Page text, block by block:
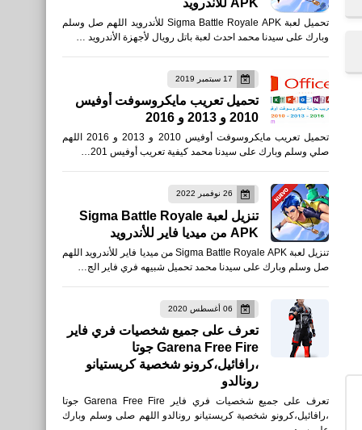
APK للأندرويد
تحميل لعبة Sigma Battle Royale APK للأندرويد اللهم صل وسلم
وبارك على سيدنا محمد احدث لعبة باتل رويال لأجهزة الأندرويد …
17 سبتمبر 2019
تحميل تعريب مايكروسوفت أوفيس
2010 و 2013 و 2016
تحميل تعريب مايكروسوفت أوفيس 2010 و 2013 و 2016 اللهم
صلي وسلم وبارك على سيدنا محمد كيفية تعريب أوفيس 201…
26 نوفمبر 2022
تنزيل لعبة Sigma Battle Royale
APK من ميديا فاير للأندرويد
تنزيل لعبة Sigma Battle Royale APK من ميديا فاير للأندرويد اللهم
صل وسلم وبارك على سيدنا محمد تحميل شبيهه فري فاير الج…
06 أغسطس 2020
تعرف على جميع شخصيات فري فاير
Garena Free Fire جوتا
،رافائيل،كرونو شخصية كريستيانو
رونالدو
تعرف على جميع شخصيات فري فاير Garena Free Fire جوتا
،رافائيل،كرونو شخصية كريستيانو رونالدو اللهم صلى وسلم وبارك
العاب
تحميل لعبة Warface: Global
للأيفون والأندرويد XAPK
العاب
طريقة تحمبل فورت نايت باتل
رويال الأصلية للهواتف من
الموقع الرسمي fortnite